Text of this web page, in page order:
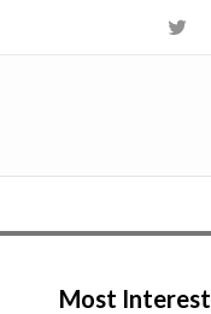
Most